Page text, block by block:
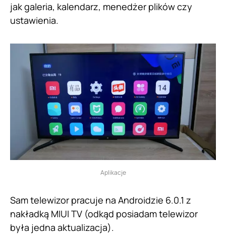
jak galeria, kalendarz, menedżer plików czy
ustawienia.
Aplikacje
Sam telewizor pracuje na Androidzie 6.0.1 z
nakładką MIUI TV (odkąd posiadam telewizor
była jedna aktualizacja).